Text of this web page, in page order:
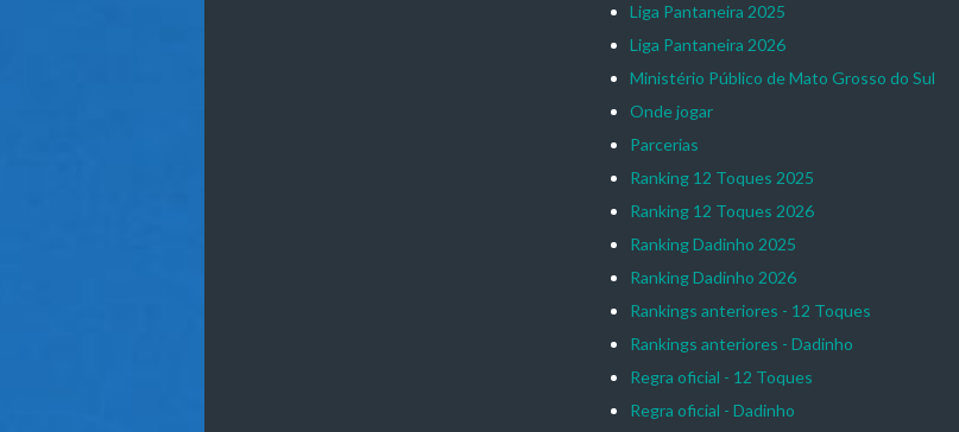
Liga Pantaneira 2025
Liga Pantaneira 2026
Ministério Público de Mato Grosso do Sul
Onde jogar
Parcerias
Ranking 12 Toques 2025
Ranking 12 Toques 2026
Ranking Dadinho 2025
Ranking Dadinho 2026
Rankings anteriores - 12 Toques
Rankings anteriores - Dadinho
Regra oficial - 12 Toques
Regra oficial - Dadinho